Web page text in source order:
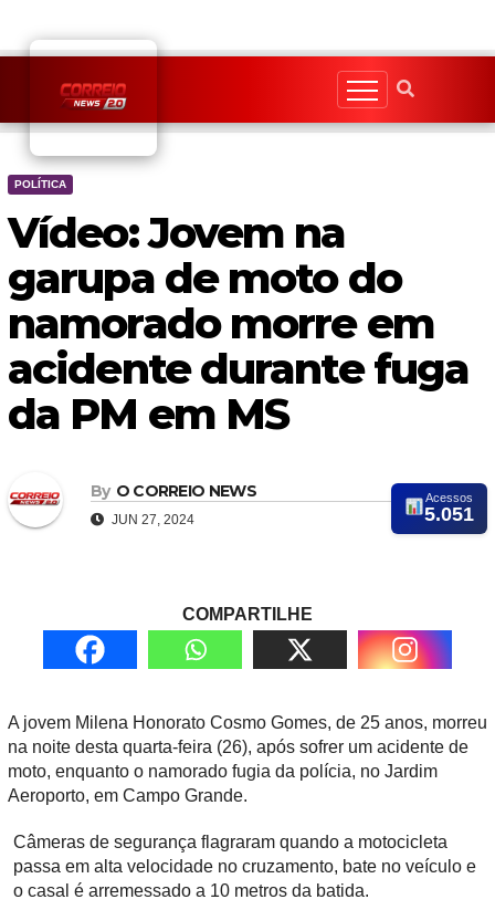
content
POLÍTICA
Vídeo: Jovem na
garupa de moto do
namorado morre em
acidente durante fuga
da PM em MS
By O CORREIO NEWS
JUN 27, 2024
Acessos
5.051
COMPARTILHE
A jovem Milena Honorato Cosmo Gomes, de 25 anos, morreu
na noite desta quarta-feira (26), após sofrer um acidente de
moto, enquanto o namorado fugia da polícia, no Jardim
Aeroporto, em Campo Grande.
Câmeras de segurança flagraram quando a motocicleta
passa em alta velocidade no cruzamento, bate no veículo e
o casal é arremessado a 10 metros da batida.